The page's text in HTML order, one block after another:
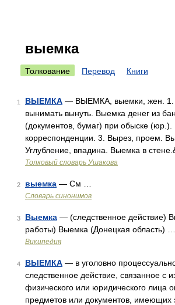
выемка
Толкование Перевод Книги
1 ВЫЕМКА — ВЫЕМКА, выемки, жен. 1.
вынимать вынуть. Выемка денег из
(документов, бумаг) при обыске (юр.).
корреспонденции. 3. Вырез, проем.
Углубление, впадина. Выемка в
Толковый словарь Ушакова
2 выемка — См …
Словарь синонимов
3 Выемка — (следственное действие)
работы) Выемка (Донецкая область) …
Википедия
4 ВЫЕМКА — в уголовно
следственное действие, связанное с
физического или юридического лица
предметов или документов, имеющих